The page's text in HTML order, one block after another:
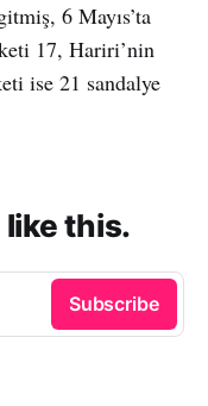
6 Mayıs’ta
17, Hariri’nin
ise 21 sandalye
like this.
Subscribe